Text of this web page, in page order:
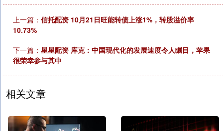
上一篇： 信托配资 10月21日旺能转债上涨1%，转股溢价率
10.73%
下一篇： 星星配资 库克：中国现代化的发展速度令人瞩目，苹果
很荣幸参与其中
相关文章